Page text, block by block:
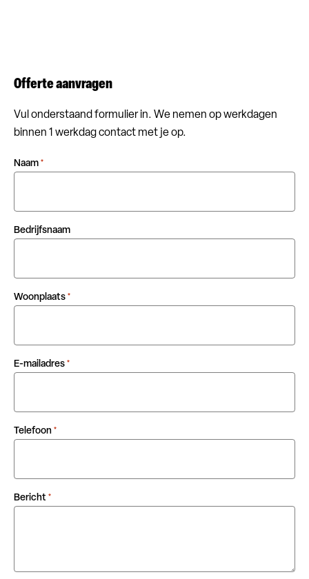
Offerte aanvragen
Vul onderstaand formulier in. We nemen op werkdagen
binnen 1 werkdag contact met je op.
Naam *
Bedrijfsnaam
Woonplaats *
E-mailadres *
Telefoon *
Bericht *